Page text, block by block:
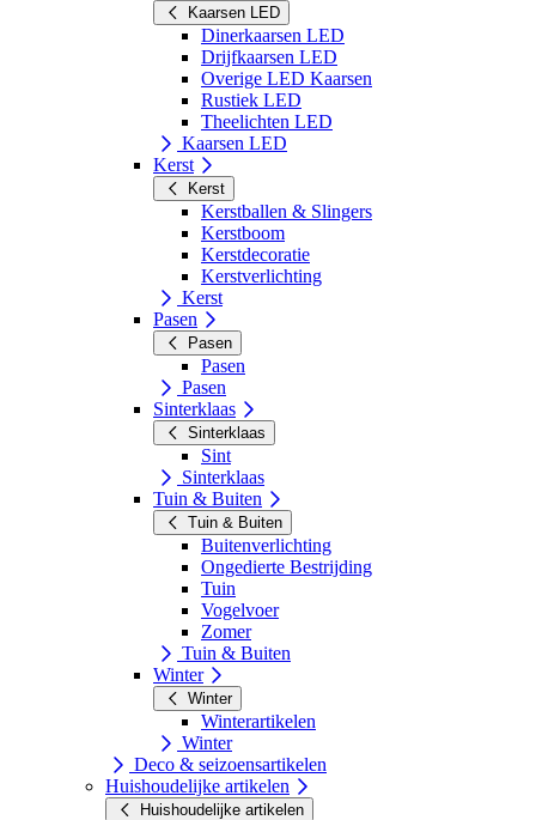
Kaarsen LED
Dinerkaarsen LED
Drijfkaarsen LED
Overige LED Kaarsen
Rustiek LED
Theelichten LED
Kaarsen LED
Kerst
Kerst
Kerstballen & Slingers
Kerstboom
Kerstdecoratie
Kerstverlichting
Kerst
Pasen
Pasen
Pasen
Pasen
Sinterklaas
Sinterklaas
Sint
Sinterklaas
Tuin & Buiten
Tuin & Buiten
Buitenverlichting
Ongedierte Bestrijding
Tuin
Vogelvoer
Zomer
Tuin & Buiten
Winter
Winter
Winterartikelen
Winter
Deco & seizoensartikelen
Huishoudelijke artikelen
Huishoudelijke artikelen